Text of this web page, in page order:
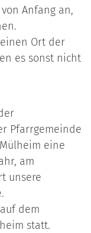
Anfang an,
Ort der
es sonst nicht
Pfarrgemeinde
eine
am
unsere
dem
statt.